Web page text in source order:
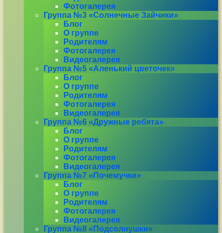
Фотогалерея
Группа №3 «Солнечные Зайчики»
Блог
О группе
Родителям
Фотогалерея
Видеогалерея
Группа №5 «Аленький цветочек»
Блог
О группе
Родителям
Фотогалерея
Видеогалерея
Группа №6 «Дружные ребята»
Блог
О группе
Родителям
Фотогалерея
Видеогалерея
Группа №7 «Почемучки»
Блог
О группе
Родителям
Фотогалерея
Видеогалерея
Группа №8 «Подсолнушки»